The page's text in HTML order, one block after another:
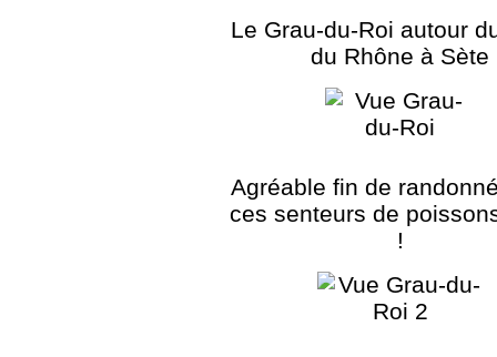
Le Grau-du-Roi autour
du Rhône à Sète
Agréable fin de
ces senteurs de
!